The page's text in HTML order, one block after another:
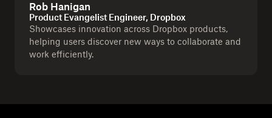
Rob Hanigan
Product Evangelist Engineer, Dropbox
Showcases innovation across Dropbox products,
helping users discover new ways to collaborate and
work efficiently.